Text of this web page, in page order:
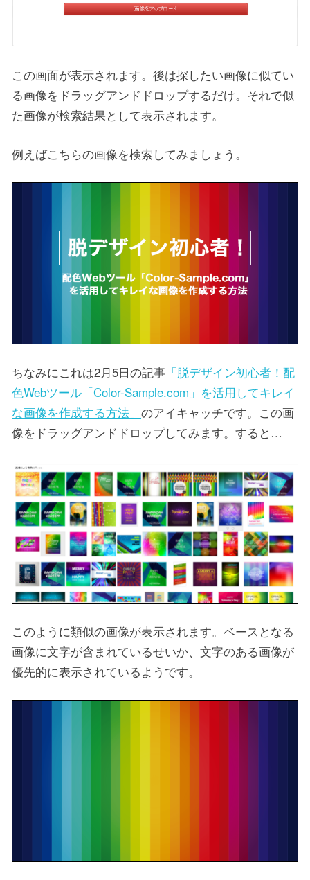
この画面が表示されます。後は探したい画像に似てい
る画像をドラッグアンドドロップするだけ。それで似
た画像が検索結果として表示されます。
例えばこちらの画像を検索してみましょう。
ちなみにこれは2月5日の記事 「脱デザイン初心者！配
色Webツール「Color-Sample.com」を活用してキレイ
な画像を作成する方法」 のアイキャッチです。この画
像をドラッグアンドドロップしてみます。すると…
このように類似の画像が表示されます。ベースとなる
画像に文字が含まれているせいか、文字のある画像が
優先的に表示されているようです。